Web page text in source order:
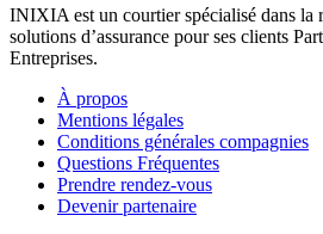
INIXIA est un courtier spécialisé dans la
solutions d’assurance pour ses clients
Entreprises.
À propos
Mentions légales
Conditions générales compagnies
Questions Fréquentes
Prendre rendez-vous
Devenir partenaire